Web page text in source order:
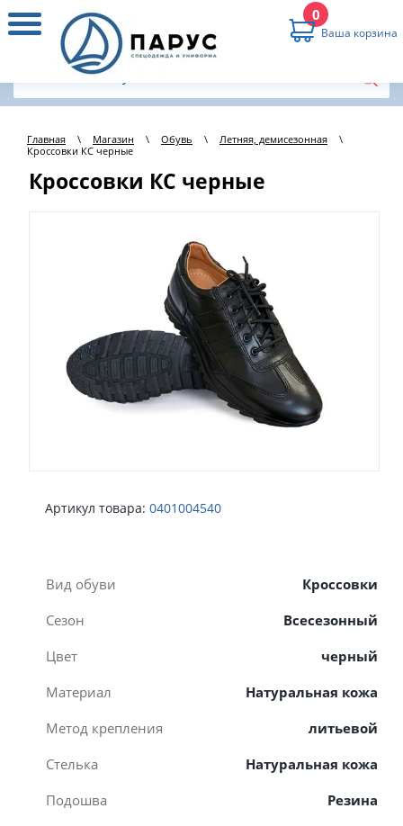
0
Ваша корзина
Главная \ Магазин \ Обувь \ Летняя, демисезонная
\
Кроссовки КС черные
Кроссовки КС черные
Артикул товара: 0401004540
Вид обуви
Кроссовки
Сезон
Всесезонный
Цвет
черный
Материал
Натуральная кожа
Метод крепления
литьевой
Стелька
Натуральная кожа
Подошва
Резина